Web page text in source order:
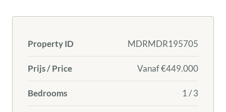
Property ID MDRMDR195705
Prijs / Price Vanaf€449.000
Bedrooms 1 / 3